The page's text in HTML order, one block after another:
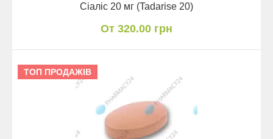
Сіаліс 20 мг (Tadarise 20)
От 320.00 грн
ТОП ПРОДАЖІВ